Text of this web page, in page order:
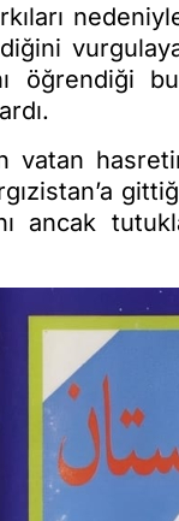
öğrendiği
vatan
ancak